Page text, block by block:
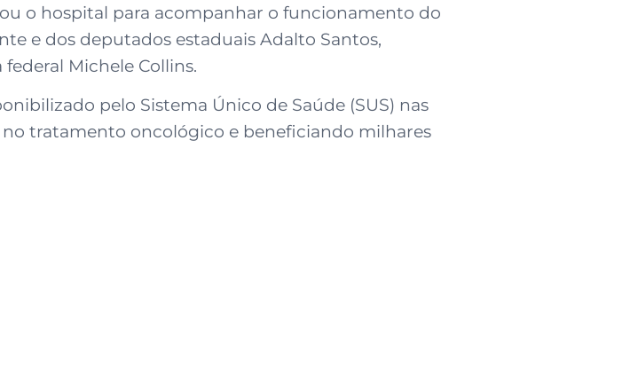
o hospital para acompanhar o funcionamento do
e dos deputados estaduais Adalto Santos,
Michele Collins.
pelo Sistema Único de Saúde (SUS) nas
tratamento oncológico e beneficiando milhares